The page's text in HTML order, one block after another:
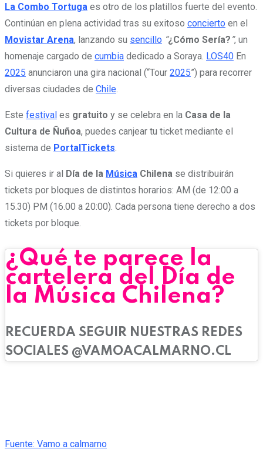
La Combo Tortuga es otro de los platillos fuerte del evento.
Continúan en plena actividad tras su exitoso concierto en el
Movistar Arena, lanzando su sencillo “¿Cómo Sería? ”, un
homenaje cargado de cumbia dedicado a Soraya. LOS40 En
2025 anunciaron una gira nacional (“Tour 2025”) para recorrer
diversas ciudades de Chile
Este festival es gratuito y se celebra en la Casa de la
Cultura de Ñuñoa, puedes canjear tu ticket mediante el
sistema de PortalTickets
Si quieres ir al Día de la Música Chilena se distribuirán
tickets por bloques de distintos horarios: AM (de 12:00 a
15.30) PM (16.00 a 20:00). Cada persona tiene derecho a dos
tickets por bloque.
¿Qué te parece la
cartelera del Día de
la Música Chilena?
RECUERDA SEGUIR NUESTRAS REDES
SOCIALES @VAMOACALMARNO.CL
Fuente: Vamo a calmarno